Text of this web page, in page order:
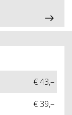
€ 43,–
€ 39,–